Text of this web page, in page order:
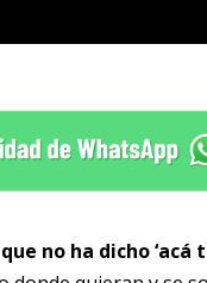
no ha dicho ‘acá